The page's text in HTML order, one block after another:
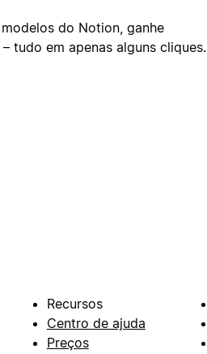
do Notion, ganhe
tudo em apenas alguns cliques.
Recursos
Centro de ajuda
Preços